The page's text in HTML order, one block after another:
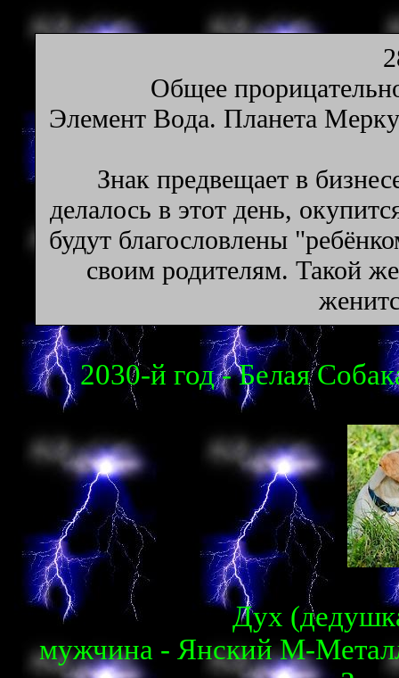
Oбщee
Элeмeнт Boдa. Плaнeтa
Знак предвещает в
делалось в этот день,
будут благословлены
своим родителям. Такой
2030-й год - Белая
Дух
мужчина - Янский М-